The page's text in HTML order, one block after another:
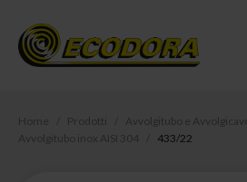
Home Prodotti Avvolgitubo e Avvolgicavo
Avvolgitubo inox AISI 304
433/22